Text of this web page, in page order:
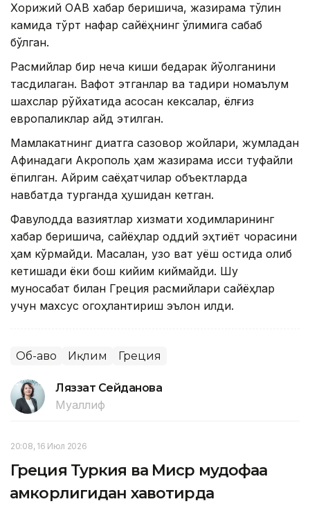
Хорижий ОAВ хабар беришича, жазирама тўлқин
камида тўрт нафар сайёҳнинг ўлимига сабаб
бўлган.
Расмийлар бир неча киши бедарак йўқолганини
тасдиқлаган. Вафот этганлар ва тақдири номаълум
шахслар рўйхатида асосан кексалар, ёлғиз
европаликлар қайд этилган.
Мамлакатнинг диққатга сазовор жойлари, жумладан
Aфинадаги Aкрополь ҳам жазирама иссиқ туфайли
ёпилган. Айрим саёҳатчилар объектларда
навбатда турганда ҳушидан кетган.
Фавқулодда вазиятлар хизмати ходимларининг
хабар беришича, сайёҳлар оддий эҳтиёт чорасини
ҳам кўрмайди. Масалан, узоқ вақт қуёш остида қолиб
кетишади ёки бош кийим киймайди. Шу
муносабат билан Греция расмийлари сайёҳлар
учун махсус огоҳлантириш эълон қилди.
Об-ҳаво Иқлим Греция
Ляззат Сейданова
Муаллиф
20:08, 16 Июл 2026
Греция Туркия ва Миср мудофаа
ҳамкорлигидан хавотирда